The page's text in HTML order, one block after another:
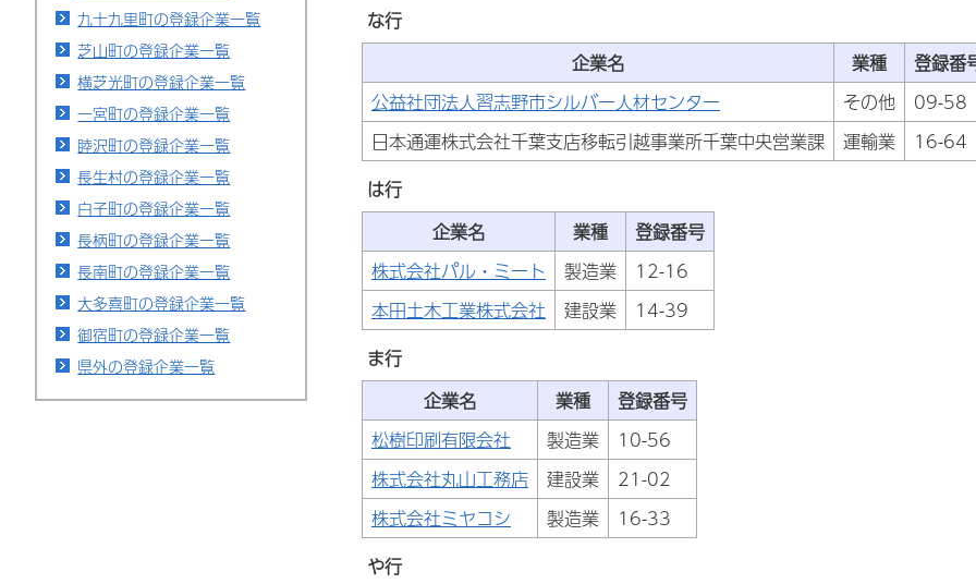
九十九里町の登録企業一覧
芝山町の登録企業一覧
横芝光町の登録企業一覧
一宮町の登録企業一覧
睦沢町の登録企業一覧
長生村の登録企業一覧
白子町の登録企業一覧
長柄町の登録企業一覧
長南町の登録企業一覧
大多喜町の登録企業一覧
御宿町の登録企業一覧
県外の登録企業一覧
な行
企業名
業種
登録番
公益社団法人習志野市シルバー人材センター
その他
09-58
日本通運株式会社千葉支店移転引越事業所千葉中央営業課
運輸業
16-64
は行
企業名
業種
登録番号
株式会社パル・ミート
製造業
12-16
本田土木工業株式会社
建設業
14-39
ま行
企業名
業種
登録番号
松樹印刷有限会社
製造業
10-56
株式会社丸山工務店
建設業
21-02
株式会社ミヤコシ
製造業
16-33
や行